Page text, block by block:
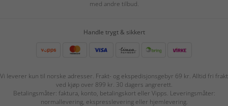
med andre tilbud.
Handle trygt & sikkert
Vi leverer kun til norske adresser. Frakt- og ekspedisjonsgebyr 69 kr. Alltid fri frakt
ved kjøp over 899 kr. 30 dagers angrerett.
Betalingsmåter: faktura, konto, betalingskort eller Vipps. Leveringsmåter:
normallevering, ekspresslevering eller hjemlevering.